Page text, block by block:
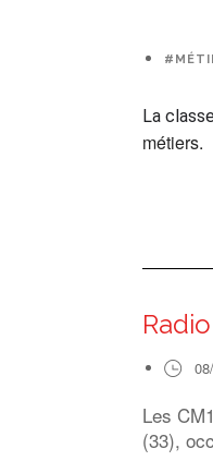
La
métiers.
Les
(33),